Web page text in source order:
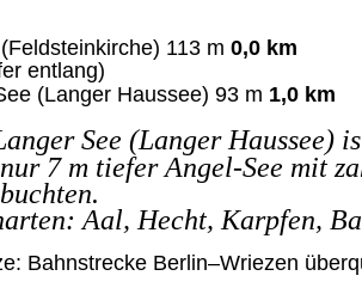
113 m 0,0 km
entlang)
(Langer Haussee) 93 m 1,0 km
See (Langer Haussee)
7 m tiefer Angel-See mit
Aal, Hecht, Karpfen,
Bahnstrecke Berlin–Wriezen